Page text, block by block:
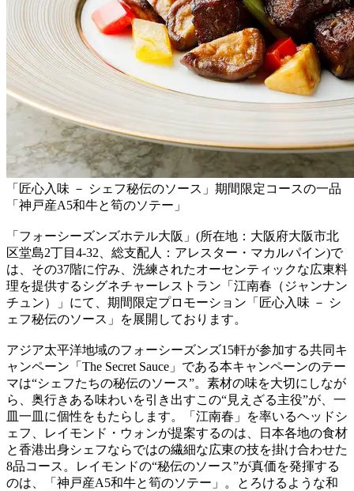
「匠心入味 － シェフ秘伝のソース」期間限定コースの一品
「神戸産A5和牛と筍のソテー」
「フォーシーズンズホテル大阪」(所在地：大阪府大阪市北
区堂島2丁目4-32、総支配人：アレスター・マカルパイン)で
は、その37階に佇み、洗練されたオーセンティックな広東料
理を提供するシグネチャーレストラン「江南春（ジャンナン
チュン）」にて、期間限定プロモーション「匠心入味 － シ
ェフ秘伝のソース」を展開しております。
アジア太平洋地域のフォーシーズンズ15軒が参加する共同キ
ャンペーン「The Secret Sauce」である本キャンペーンのテー
マは“シェフたちの秘伝のソース”。素材の味を大切にしなが
ら、奥行きある味わいを引き出すこの“見えざる主役”が、一
皿一皿に個性をもたらします。「江南春」を率いるヘッドシ
ェフ、レイモンド・ウォンが提案するのは、日本各地の食材
と香港出身シェフならではの繊細な広東の技を掛け合わせた
8品コース。レイモンドの“秘伝のソース”が真価を発揮する
のは、「神戸産A5和牛と筍のソテー」。とろけるような和